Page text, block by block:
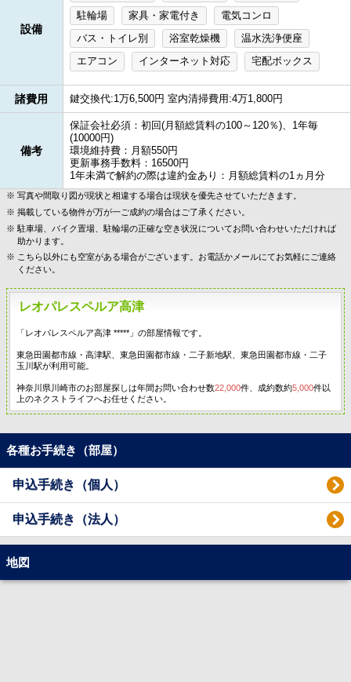
設備
駐輪場 家具・家電付き
電気コンロ
バス・トイレ別
浴室乾燥機
温水洗浄便座
エアコン
インターネット対応 宅配ボックス
諸費用 鍵交換代:1万6,500円 室内清掃費用:4万1,800円
備考
保証会社必須：初回(月額総賃料の100～120％)、1年毎
(10000円)
環境維持費：月額550円
更新事務手数料：16500円
1年未満で解約の際は違約金あり：月額総賃料の1ヵ月分
写真や間取り図が現状と相違する場合は現状を優先させていただきます。
掲載している物件が万が一ご成約の場合はご了承ください。
駐車場、バイク置場、駐輪場の正確な空き状況についてお問い合わせいただければ
助かります。
こちら以外にも空室がある場合がございます。お電話かメールにてお気軽にご連絡
ください。
レオパレスペルア高津
「レオパレスペルア高津 *****」の部屋情報です。
東急田園都市線・高津駅、東急田園都市線・二子新地駅、東急田園都市線・二子
玉川駅が利用可能。
神奈川県川崎市のお部屋探しは年間お問い合わせ数22,000件、成約数約5,000件以
上のネクストライフへお任せください。
各種お手続き（部屋）
申込手続き（個人）
申込手続き（法人）
地図